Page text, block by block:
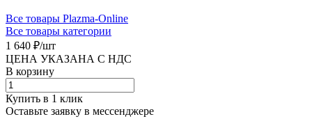
Все товары Plazma-Online
Все товары категории
1 640 ₽/шт
ЦЕНА УКАЗАНА С НДС
В корзину
Купить в 1 клик
Оставьте заявку в мессенджере